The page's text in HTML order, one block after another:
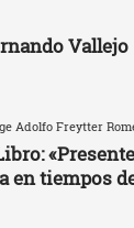
Vallejo
Adolfo Freytter
en tiempos